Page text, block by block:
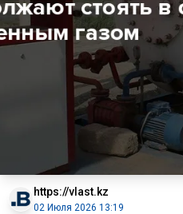
https://vlast.kz
02 Июля 2026 13:19